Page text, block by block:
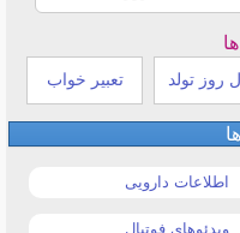
روز تولد تعبیر خواب
اطلاعات دارویی
ویدئوهای فوتبال